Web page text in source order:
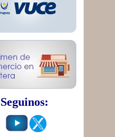
Seguinos: